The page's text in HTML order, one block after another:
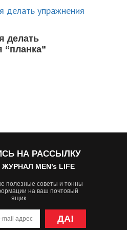
делать
“планка”
НА РАССЫЛКУ
MEN’s LIFE
полезные советы и тонны
на ваш почтовый
ящик
ДА!